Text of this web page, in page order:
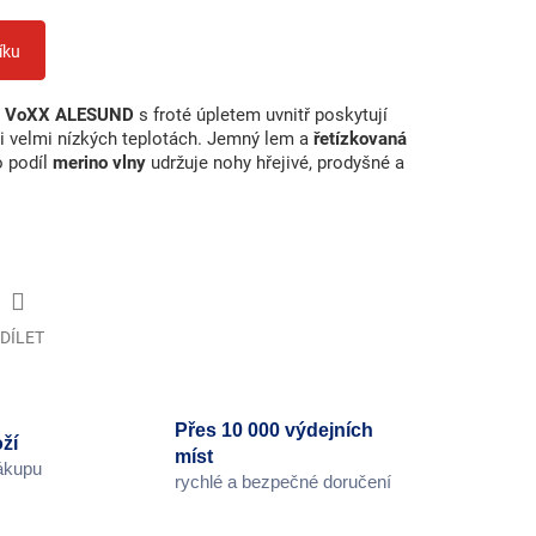
ALESUND s froté úpletem uvnitř poskytují
velmi nízkých teplotách. Jemný lem a řetízkovaná
merino vlny udržuje nohy hřejivé, prodyšné a
Přes 10 000 výdejních
míst
rychlé a bezpečné doručení